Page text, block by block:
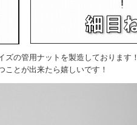
の管用ナットを製造しております！
とが出来たら嬉しいです！